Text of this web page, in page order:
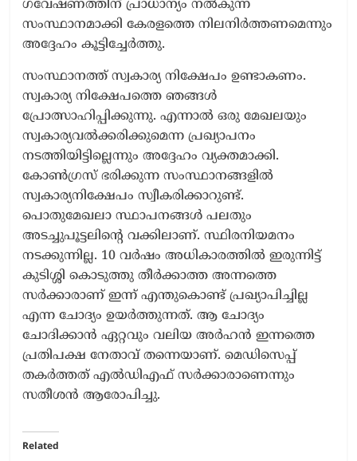
ഗവേഷണത്തിന് പ്രാധാന്യം നൽകുന്ന
സംസ്ഥാനമാക്കി കേരളത്തെ നിലനിർത്തണമെന്നും
അദ്ദേഹം കൂട്ടിച്ചേര്‍ത്തു.
സംസ്ഥാനത്ത് സ്വകാര്യ നിക്ഷേപം ഉണ്ടാകണം.
സ്വകാര്യ നിക്ഷേപത്തെ ഞങ്ങൾ
പ്രോത്സാഹിപ്പിക്കുന്നു. എന്നാൽ ഒരു മേഖലയും
സ്വകാര്യവൽക്കരിക്കുമെന്ന പ്രഖ്യാപനം
നടത്തിയിട്ടില്ലെന്നും അദ്ദേഹം വ്യക്തമാക്കി.
കോൺഗ്രസ് ഭരിക്കുന്ന സംസ്ഥാനങ്ങളിൽ
സ്വകാര്യനിക്ഷേപം സ്വീകരിക്കാറുണ്ട്.
പൊതുമേഖലാ സ്ഥാപനങ്ങൾ പലതും
അടച്ചുപൂട്ടലിൻ്റെ വക്കിലാണ്. സ്ഥിരനിയമനം
നടക്കുന്നില്ല. 10 വർഷം അധികാരത്തിൽ ഇരുന്നിട്ട്
കുടിശ്ശി കൊടുത്തു തീർക്കാത്ത അന്നത്തെ
സർക്കാരാണ് ഇന്ന് എന്തുകൊണ്ട് പ്രഖ്യാപിച്ചില്ല
എന്ന ചോദ്യം ഉയർത്തുന്നത്. ആ ചോദ്യം
ചോദിക്കാൻ ഏറ്റവും വലിയ അർഹൻ ഇന്നത്തെ
പ്രതിപക്ഷ നേതാവ് തന്നെയാണ്. മെഡിസെപ്പ്
തകർത്തത് എൽഡിഎഫ് സർക്കാരാണെന്നും
സതീശൻ ആരോപിച്ചു.
Related